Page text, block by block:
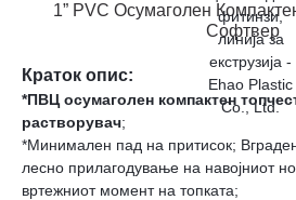
1” PVC Осумаголен
Софтвер
Краток опис:
*ПВЦ осумаголен компактен
растворувач;
*Минимален пад на притисок;
лесно прилагодување на навојниот
вртежниот момент на топката;